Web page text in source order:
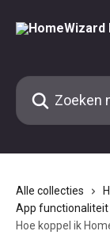
Zoeken naar
Alle collecties
App functionaliteit
Hoe koppel ik